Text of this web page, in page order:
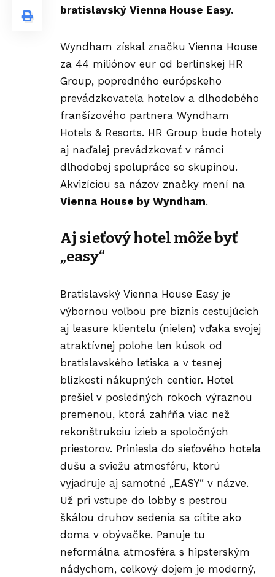
bratislavský Vienna House Easy.
Wyndham získal značku Vienna House
za 44 miliónov eur od berlínskej HR
Group, popredného európskeho
prevádzkovateľa hotelov a dlhodobého
franšízového partnera Wyndham
Hotels & Resorts. HR Group bude hotely
aj naďalej prevádzkovať v rámci
dlhodobej spolupráce so skupinou.
Akvizíciou sa názov značky mení na
Vienna House by Wyndham.
Aj sieťový hotel môže byť
„easy“
Bratislavský Vienna House Easy je
výbornou voľbou pre biznis cestujúcich
aj leasure klientelu (nielen) vďaka svojej
atraktívnej polohe len kúsok od
bratislavského letiska a v tesnej
blízkosti nákupných centier. Hotel
prešiel v posledných rokoch výraznou
premenou, ktorá zahŕňa viac než
rekonštrukciu izieb a spoločných
priestorov. Priniesla do sieťového hotela
dušu a sviežu atmosféru, ktorú
vyjadruje aj samotné „EASY“ v názve.
Už pri vstupe do lobby s pestrou
škálou druhov sedenia sa cítite ako
doma v obývačke. Panuje tu
neformálna atmosféra s hipsterským
nádychom, celkový dojem je moderný,